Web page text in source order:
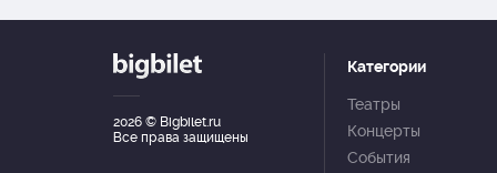
2026 © Bigbilet.ru
Все права защищены
Категории
Театры
Концерты
События